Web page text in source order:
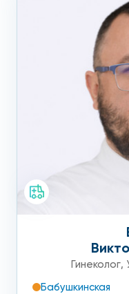
Гинеколог,
Бабушкинская